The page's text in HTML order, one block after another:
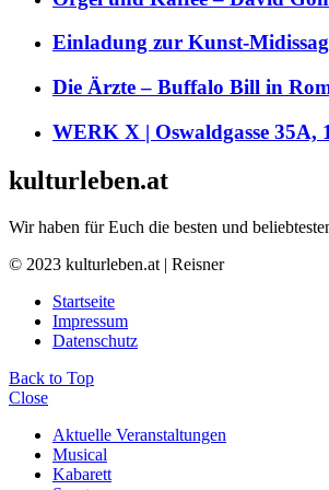
Einladung zur Kunst-
Die Ärzte – Buffalo Bill in
WERK X | Oswaldgasse 35A,
kulturleben.at
Wir haben für Euch die besten und
© 2023 kulturleben.at | Reisner
Startseite
Impressum
Datenschutz
Back to Top
Close
Aktuelle Veranstaltungen
Musical
Kabarett